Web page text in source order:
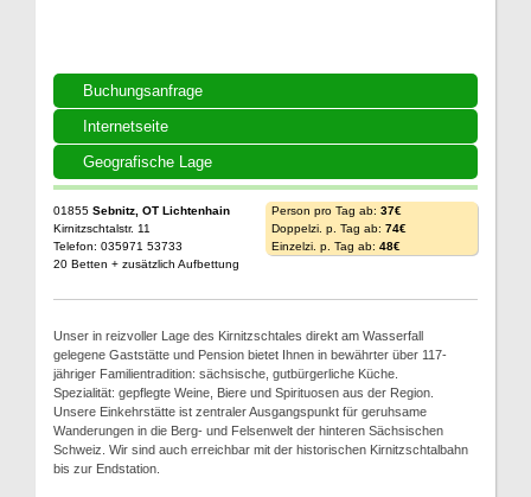
Buchungsanfrage
Internetseite
Geografische Lage
01855 Sebnitz, OT Lichtenhain
Kirnitzschtalstr. 11
Telefon: 035971 53733
20 Betten + zusätzlich Aufbettung
Person pro Tag ab: 37€
Doppelzi. p. Tag ab: 74€
Einzelzi. p. Tag ab: 48€
Unser in reizvoller Lage des Kirnitzschtales direkt am Wasserfall
gelegene Gaststätte und Pension bietet Ihnen in bewährter über 117-
jähriger Familientradition: sächsische, gutbürgerliche Küche.
Spezialität: gepflegte Weine, Biere und Spirituosen aus der Region.
Unsere Einkehrstätte ist zentraler Ausgangspunkt für geruhsame
Wanderungen in die Berg- und Felsenwelt der hinteren Sächsischen
Schweiz. Wir sind auch erreichbar mit der historischen Kirnitzschtalbahn
bis zur Endstation.